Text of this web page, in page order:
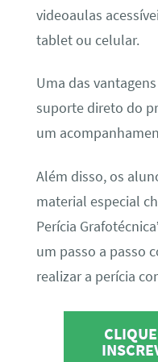
videoaulas
tablet ou celular.
Uma das
suporte direto do
um
Além disso, os
material especial
Perícia
um passo a passo
realizar a perícia